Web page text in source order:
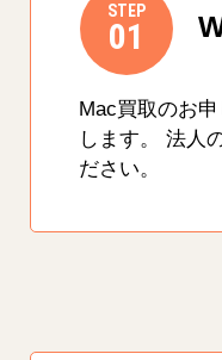
STEP
01
Mac買取のお
します。 法人
ださい。